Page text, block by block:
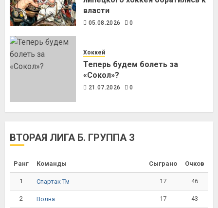
власти
05.08.2026 0
Хоккей
Теперь будем болеть за
«Сокол»?
21.07.2026 0
ВТОРАЯ ЛИГА Б. ГРУППА 3
Ранг Команды Сыграно Очков
1 Спартак Тм 17 46
2 Волна 17 43